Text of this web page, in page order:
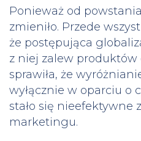
Ponieważ od
zmieniło. Przede
że postępująca
z niej zalew
sprawiła, że
wyłącznie w oparciu o
stało się nieefektywne
marketingu.